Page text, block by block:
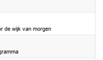
de wijk van morgen